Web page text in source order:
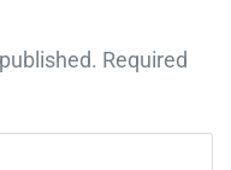
Required